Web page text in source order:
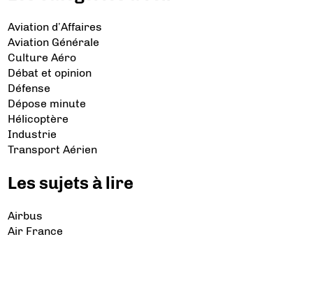
Aviation d’Affaires
Aviation Générale
Culture Aéro
Débat et opinion
Défense
Dépose minute
Hélicoptère
Industrie
Transport Aérien
Les sujets à lire
Airbus
Air France